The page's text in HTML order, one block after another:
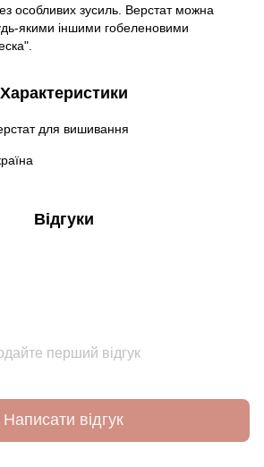
особливих зусиль. Верстат можна
якими іншими гобеленовими
Характеристики
для вишивання
Відгуки
перший відгук
Написати відгук